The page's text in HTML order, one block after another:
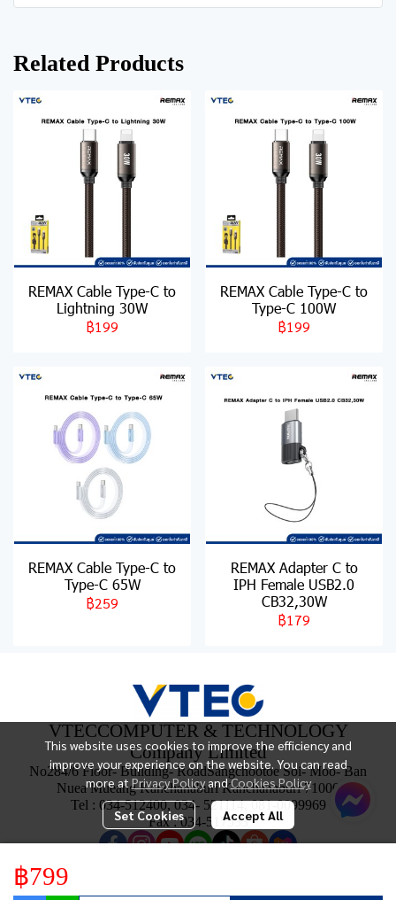
Related Products
REMAX Cable Type-C to
Lightning 30W
฿199
REMAX Cable Type-C to
Type-C 100W
฿199
REMAX Cable Type-C to
Type-C 65W
฿259
REMAX Adapter C to
IPH Female USB2.0
CB32,30W
฿179
฿799
This website uses cookies to improve the efficiency and
improve your experience on the website. You can read
more atPrivacy PolicyandCookies Policy
Set Cookies Accept All
VTECCOMPUTER & TECHNOLOGY
Company Limited
No284/6 Floor- Building- RoadSangchootoe Soi- Moo- Ban
Nuea Mueang Kanchanaburi Kanchanaburi 71000
Tel : 034-512400, 034- 521114, 081-0099969
Fax : 034-517533